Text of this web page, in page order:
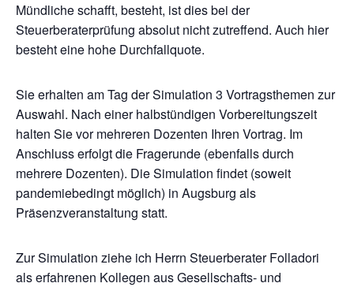
Mündliche schafft, besteht, ist dies bei der
Steuerberaterprüfung absolut nicht zutreffend. Auch hier
besteht eine hohe Durchfallquote.
Sie erhalten am Tag der Simulation 3 Vortragsthemen zur
Auswahl. Nach einer halbstündigen Vorbereitungszeit
halten Sie vor mehreren Dozenten Ihren Vortrag. Im
Anschluss erfolgt die Fragerunde (ebenfalls durch
mehrere Dozenten). Die Simulation findet (soweit
pandemiebedingt möglich) in Augsburg als
Präsenzveranstaltung statt.
Zur Simulation ziehe ich Herrn Steuerberater Folladori
als erfahrenen Kollegen aus Gesellschafts- und